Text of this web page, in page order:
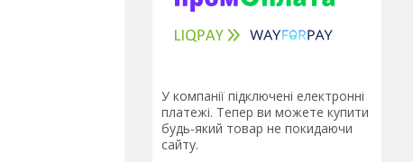
У компанії підключені електронні
платежі. Тепер ви можете купити
будь-який товар не покидаючи
сайту.